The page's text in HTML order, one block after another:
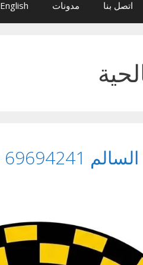
اتصل بنا مدونات English